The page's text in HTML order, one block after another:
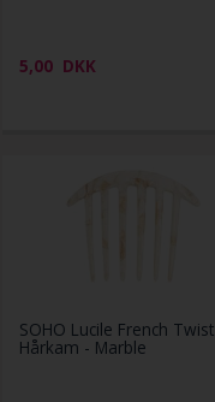
5,00 DKK
SOHO Lucile French Twist
Hårkam - Marble